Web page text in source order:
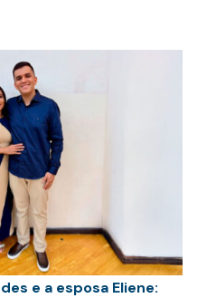
e a esposa Eliene: